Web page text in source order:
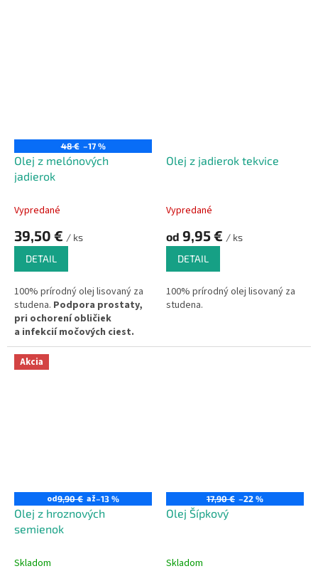
48 € –17 %
Olej z melónových
jadierok
Vypredané
39,50 € / ks
DETAIL
100% prírodný olej lisovaný za
studena. Podpora prostaty,
pri ochorení obličiek
a infekcií močových ciest.
Olej z jadierok tekvice
Vypredané
od 9,95 € / ks
DETAIL
100% prírodný olej lisovaný za
studena.
Akcia
od9,90 € až–13 %
Olej z hroznových
semienok
Skladom
17,90 € –22 %
Olej Šípkový
Skladom